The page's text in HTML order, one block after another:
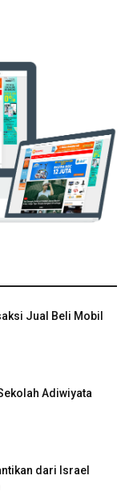
Jual Beli Mobil
Adiwiyata
dari Israel